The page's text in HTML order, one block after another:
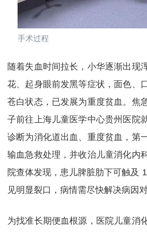
手术过程
随着失血时间拉长，小华逐渐出现
花、起身眼前发黑等症状，面色、
苍白状态，已发展为重度贫血。焦
子前往上海儿童医学中心贵州医院
诊断为消化道出血、重度贫血，第
输血急救处理，并收治儿童消化内
院查体发现，患儿脾脏肋下可触及
见明显裂口，病情需尽快解决病因对
为找准长期便血根源，医院儿童消